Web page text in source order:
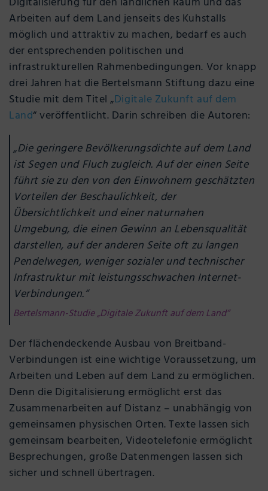
Arbeiten auf dem Land jenseits des Kuhstalls
möglich und attraktiv zu machen, bedarf es auch
der entsprechenden politischen und
infrastrukturellen Rahmenbedingungen. Vor knapp
drei Jahren hat die Bertelsmann Stiftung dazu eine
Studie mit dem Titel „Digitale Zukunft auf dem
Land“ veröffentlicht. Darin schreiben die Autoren:
„Die geringere Bevölkerungsdichte auf dem Land
ist Segen und Fluch zugleich. Auf der einen Seite
führt sie zu den von den Einwohnern geschätzten
Vorteilen der Beschaulichkeit, der
Übersichtlichkeit und einer naturnahen
Umgebung, die einen Gewinn an Lebensqualität
darstellen, auf der anderen Seite oft zu langen
Pendelwegen, weniger sozialer und technischer
Infrastruktur mit leistungsschwachen Internet-
Verbindungen.“
Bertelsmann-Studie „Digitale Zukunft auf dem Land“
Der flächendeckende Ausbau von Breitband-
Verbindungen ist eine wichtige Voraussetzung, um
Arbeiten und Leben auf dem Land zu ermöglichen.
Denn die Digitalisierung ermöglicht erst das
Zusammenarbeiten auf Distanz – unabhängig von
gemeinsamen physischen Orten. Texte lassen sich
gemeinsam bearbeiten, Videotelefonie ermöglicht
Besprechungen, große Datenmengen lassen sich
sicher und schnell übertragen.